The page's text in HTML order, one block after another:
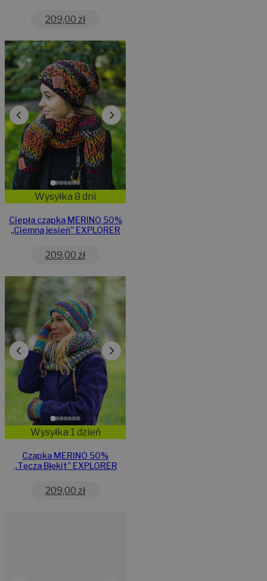
209,00 zł
Wysyłka 8 dni
Ciepła czapka MERINO 50%
,,Ciemna jesień” EXPLORER
209,00 zł
Wysyłka 1 dzień
Czapka MERINO 50%
„Tęcza Błękit” EXPLORER
209,00 zł